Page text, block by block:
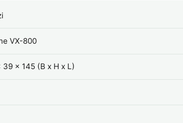
VX-800
39 x 145 (B x H x L)